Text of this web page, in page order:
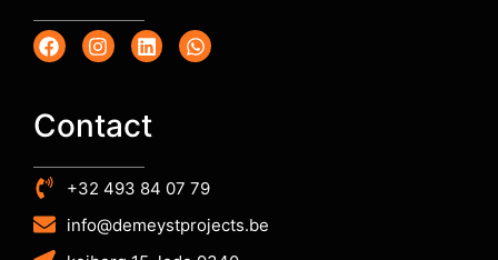
Contact
+32 493 84 07 79
info@demeystprojects.be